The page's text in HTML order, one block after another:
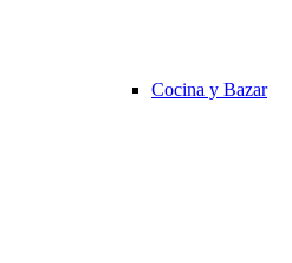
Cocina y Bazar